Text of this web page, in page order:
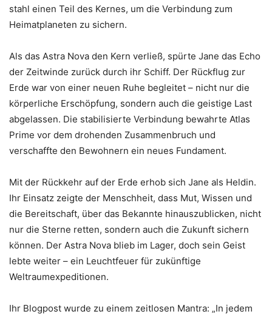
stahl einen Teil des Kernes, um die Verbindung zum
Heimatplaneten zu sichern.
Als das Astra Nova den Kern verließ, spürte Jane das Echo
der Zeitwinde zurück durch ihr Schiff. Der Rückflug zur
Erde war von einer neuen Ruhe begleitet – nicht nur die
körperliche Erschöpfung, sondern auch die geistige Last
abgelassen. Die stabilisierte Verbindung bewahrte Atlas
Prime vor dem drohenden Zusammenbruch und
verschaffte den Bewohnern ein neues Fundament.
Mit der Rückkehr auf der Erde erhob sich Jane als Heldin.
Ihr Einsatz zeigte der Menschheit, dass Mut, Wissen und
die Bereitschaft, über das Bekannte hinauszublicken, nicht
nur die Sterne retten, sondern auch die Zukunft sichern
können. Der Astra Nova blieb im Lager, doch sein Geist
lebte weiter – ein Leuchtfeuer für zukünftige
Weltraumexpeditionen.
Ihr Blogpost wurde zu einem zeitlosen Mantra: „In jedem